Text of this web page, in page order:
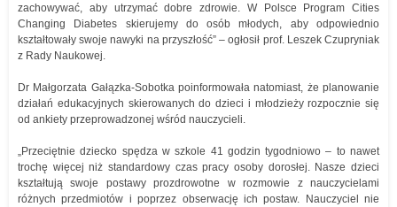
zachowywać, aby utrzymać dobre zdrowie. W Polsce Program Cities
Changing Diabetes skierujemy do osób młodych, aby odpowiednio
kształtowały swoje nawyki na przyszłość” – ogłosił prof. Leszek Czupryniak
z Rady Naukowej.
Dr Małgorzata Gałązka-Sobotka poinformowała natomiast, że planowanie
działań edukacyjnych skierowanych do dzieci i młodzieży rozpocznie się
od ankiety przeprowadzonej wśród nauczycieli.
„Przeciętnie dziecko spędza w szkole 41 godzin tygodniowo – to nawet
trochę więcej niż standardowy czas pracy osoby dorosłej. Nasze dzieci
kształtują swoje postawy prozdrowotne w rozmowie z nauczycielami
różnych przedmiotów i poprzez obserwację ich postaw. Nauczyciel nie